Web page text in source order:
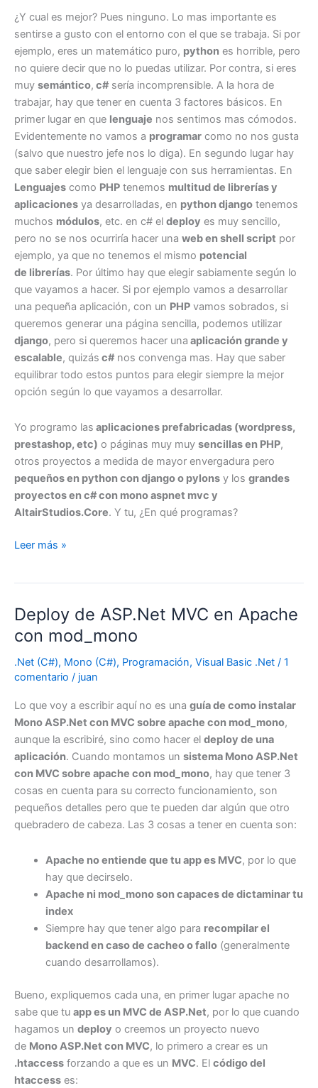
¿Y cual es mejor? Pues ninguno. Lo mas importante es
sentirse a gusto con el entorno con el que se trabaja. Si por
ejemplo, eres un matemático puro, python es horrible, pero
no quiere decir que no lo puedas utilizar. Por contra, si eres
muy semántico, c#sería incomprensible. A la hora de
trabajar, hay que tener en cuenta 3 factores básicos. En
primer lugar en que lenguaje nos sentimos mas cómodos.
Evidentemente no vamos a programar como no nos gusta
(salvo que nuestro jefe nos lo diga). En segundo lugar hay
que saber elegir bien el lenguaje con sus herramientas. En
Lenguajes como PHP tenemos multitud de librerías y
aplicaciones ya desarrolladas, en python django tenemos
muchos módulos, etc. en c# el deploy es muy sencillo,
pero no se nos ocurriría hacer una web en shell script por
ejemplo, ya que no tenemos el mismo potencial
de librerías. Por último hay que elegir sabiamente según lo
que vayamos a hacer. Si por ejemplo vamos a desarrollar
una pequeña aplicación, con un PHP vamos sobrados, si
queremos generar una página sencilla, podemos utilizar
django, pero si queremos hacer una aplicación grande y
escalable, quizás c#nos convenga mas. Hay que saber
equilibrar todo estos puntos para elegir siempre la mejor
opción según lo que vayamos a desarrollar.
Yo programo las aplicaciones prefabricadas (wordpress,
prestashop, etc) o páginas muy muy sencillas en PHP,
otros proyectos a medida de mayor envergadura pero
pequeños en python con django o pylons y los grandes
proyectos en c# con mono aspnet mvc y
AltairStudios.Core. Y tu, ¿En qué programas?
Lenguajes
(python)
contra
matemáticos
(c#)
Leer más »
Deploy de ASP.Net MVC en Apache
con mod_mono
.Net (C#), Mono (C#), Programación, Visual Basic .Net / 1
comentario / juan
Lo que voy a escribir aquí no es una guía de como instalar
Mono ASP.Net con MVC sobre apache con mod_mono,
aunque la escribiré, sino como hacer el deploy de una
aplicación. Cuando montamos un sistema Mono ASP.Net
con MVC sobre apache con mod_mono, hay que tener 3
cosas en cuenta para su correcto funcionamiento, son
pequeños detalles pero que te pueden dar algún que otro
quebradero de cabeza. Las 3 cosas a tener en cuenta son:
Apache no entiende que tu app es MVC, por lo que
hay que decirselo.
Apache ni mod_mono son capaces de dictaminar tu
index
Siempre hay que tener algo para recompilar el
backend en caso de cacheo o fallo(generalmente
cuando desarrollamos).
Bueno, expliquemos cada una, en primer lugar apache no
sabe que tu app es un MVC de ASP.Net, por lo que cuando
hagamos un deploy o creemos un proyecto nuevo
de Mono ASP.Net con MVC, lo primero a crear es un
.htaccess forzando a que es un MVC. El código del
htaccess es: